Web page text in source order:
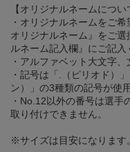
【オリジナルネームについ
・オリジナルネームをご
オリジナルネーム』をご
ルネーム記入欄』にご記入
・アルファベット大文字
・記号は「.（ピリオド）
ン）」の3種類の記号が使
・No.12以外の番号は選
取り付けできません。
※サイズは目安になります。